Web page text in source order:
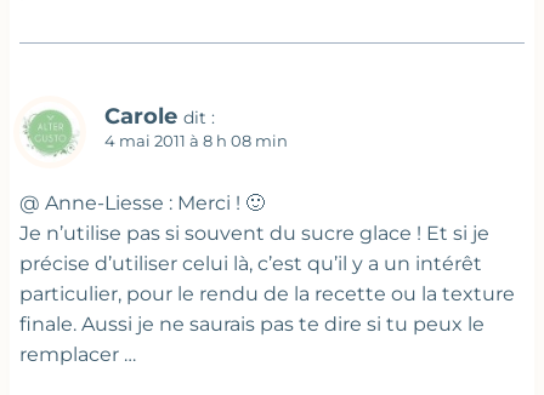
Carole dit :
4 mai 2011 à 8 h 08 min
@ Anne-Liesse : Merci ! 🙂
Je n’utilise pas si souvent du sucre glace ! Et si je
précise d’utiliser celui là, c’est qu’il y a un intérêt
particulier, pour le rendu de la recette ou la texture
finale. Aussi je ne saurais pas te dire si tu peux le
remplacer …